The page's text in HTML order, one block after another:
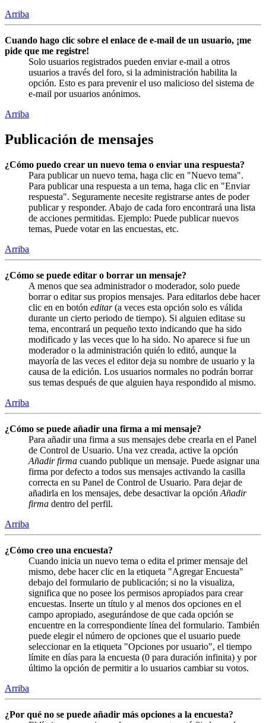
Arriba
Cuando hago clic sobre el enlace de e-mail de un usuario, ¡me
pide que me registre!
Solo usuarios registrados pueden enviar e-mail a otros
usuarios a través del foro, si la administración habilita la
opción. Esto es para prevenir el uso malicioso del sistema de
e-mail por usuarios anónimos.
Arriba
Publicación de mensajes
¿Cómo puedo crear un nuevo tema o enviar una respuesta?
Para publicar un nuevo tema, haga clic en "Nuevo tema".
Para publicar una respuesta a un tema, haga clic en "Enviar
respuesta". Seguramente necesite registrarse antes de poder
publicar y responder. Abajo de cada foro encontrará una lista
de acciones permitidas. Ejemplo: Puede publicar nuevos
temas, Puede votar en las encuestas, etc.
Arriba
¿Cómo se puede editar o borrar un mensaje?
A menos que sea administrador o moderador, solo puede
borrar o editar sus propios mensajes. Para editarlos debe hacer
clic en en botón editar(a veces esta opción solo es válida
durante un cierto periodo de tiempo). Si alguien editase su
tema, encontrará un pequeño texto indicando que ha sido
modificado y las veces que lo ha sido. No aparece si fue un
moderador o la administración quién lo editó, aunque la
mayoría de las veces el editor deja su nombre de usuario y la
causa de la edición. Los usuarios normales no podrán borrar
sus temas después de que alguien haya respondido al mismo.
Arriba
¿Cómo se puede añadir una firma a mi mensaje?
Para añadir una firma a sus mensajes debe crearla en el Panel
de Control de Usuario. Una vez creada, active la opción
Añadir firma cuando publique un mensaje. Puede asignar una
firma por defecto a todos sus mensajes activando la casilla
correcta en su Panel de Control de Usuario. Para dejar de
añadirla en los mensajes, debe desactivar la opción Añadir
firma dentro del perfil.
Arriba
¿Cómo creo una encuesta?
Cuando inicia un nuevo tema o edita el primer mensaje del
mismo, debe hacer clic en la etiqueta "Agregar Encuesta"
debajo del formulario de publicación; si no la visualiza,
significa que no posee los permisos apropiados para crear
encuestas. Inserte un título y al menos dos opciones en el
campo apropiado, asegurándose de que cada opción se
encuentre en la correspondiente línea del formulario. También
puede elegir el número de opciones que el usuario puede
seleccionar en la etiqueta "Opciones por usuario", el tiempo
límite en días para la encuesta (0 para duración infinita) y por
último la opción de permitir a lo usuarios cambiar su votos.
Arriba
¿Por qué no se puede añadir más opciones a la encuesta?